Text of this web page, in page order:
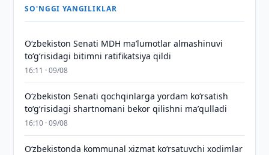
SO'NGGI YANGILIKLAR
Oʻzbekiston Senati MDH maʼlumotlar almashinuvi
toʻgʻrisidagi bitimni ratifikatsiya qildi
16:11 · 09/08
Oʻzbekiston Senati qochqinlarga yordam koʻrsatish
toʻgʻrisidagi shartnomani bekor qilishni maʼqulladi
16:10 · 09/08
Oʻzbekistonda kommunal xizmat koʻrsatuvchi xodimlar